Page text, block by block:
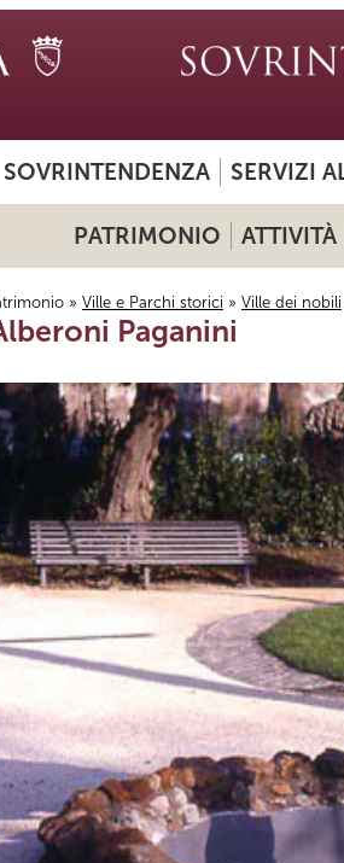
SOVRINTENDENZA SERVIZI
PATRIMONIO ATTIVITÀ
qui
» Ville e Parchi storici » Ville dei nobili
Paganini